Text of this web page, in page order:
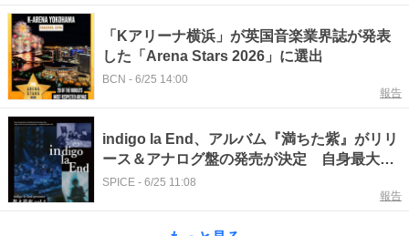
「Kアリーナ横浜」が英国音楽業界誌が発表
した「Arena Stars 2026」に選出
BCN - 6/25 14:00
報告
indigo la End、アルバム『満ちた紫』がリリ
ース＆アナログ盤の発売が決定 自身最大規
模のワンマンライブをKアリーナ横浜で開催
SPICE - 6/25 11:08
報告